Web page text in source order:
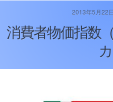
2013年5月22
消費者物価指数
カ